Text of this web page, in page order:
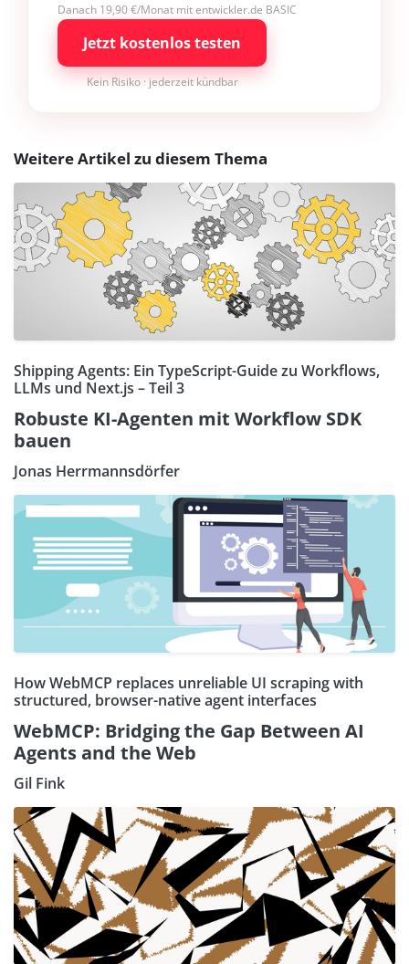
Danach 19,90 €/Monat mit entwickler.de BASIC
Jetzt kostenlos testen
Kein Risiko · jederzeit kündbar
Weitere Artikel zu diesem Thema
Shipping Agents: Ein TypeScript-Guide zu Workflows,
LLMs und Next.js – Teil 3
Robuste KI-Agenten mit Workflow SDK
bauen
Jonas Herrmannsdörfer
How WebMCP replaces unreliable UI scraping with
structured, browser-native agent interfaces
WebMCP: Bridging the Gap Between AI
Agents and the Web
Gil Fink